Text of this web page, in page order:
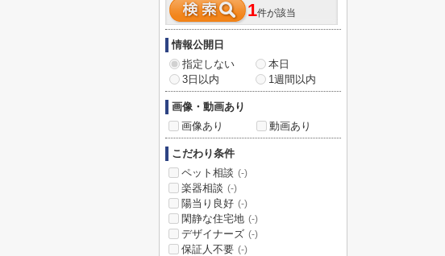
1件が該当
情報公開日
指定しない
本日
3日以内
1週間以内
画像・動画あり
画像あり
動画あり
こだわり条件
ペット相談 (-)
楽器相談 (-)
陽当り良好 (-)
閑静な住宅地 (-)
デザイナーズ (-)
保証人不要 (-)